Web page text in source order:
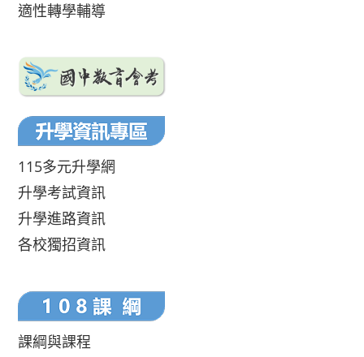
適性轉學輔導
115多元升學網
升學考試資訊
升學進路資訊
各校獨招資訊
課綱與課程